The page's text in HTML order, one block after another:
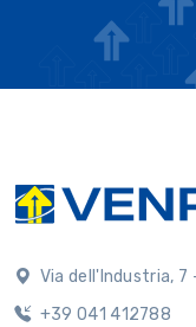
Via dell'Industria, 7
+39 041 412788